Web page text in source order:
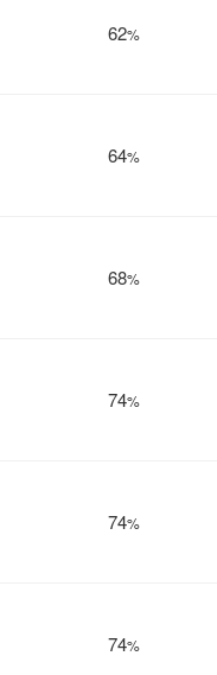
62%
64%
68%
74%
74%
74%